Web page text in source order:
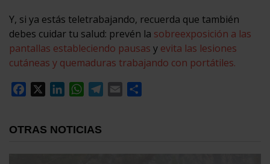
Y, si ya estás teletrabajando, recuerda que también
debes cuidar tu salud: prevén la sobreexposición a las
pantallas estableciendo pausas y evita las lesiones
cutáneas y quemaduras trabajando con portátiles.
Facebook
LinkedInWhatsApp
Telegram
Email
OTRAS NOTICIAS